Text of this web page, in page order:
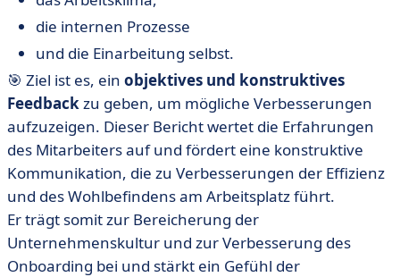
die internen Prozesse
und die Einarbeitung selbst.
🎯 Ziel ist es, ein objektives und konstruktives
Feedbackzu geben, um mögliche Verbesserungen
aufzuzeigen. Dieser Bericht wertet die Erfahrungen
des Mitarbeiters auf und fördert eine konstruktive
Kommunikation, die zu Verbesserungen der Effizienz
und des Wohlbefindens am Arbeitsplatz führt.
Er trägt somit zur Bereicherung der
Unternehmenskultur und zur Verbesserung des
Onboarding bei und stärkt ein Gefühl der